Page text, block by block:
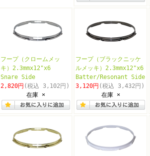
フープ（クロームメッ
キ）2.3mmx12"x6
Snare Side
2,820円 (税込 3,102円)
在庫 ×
フープ（ブラックニッケ
ルメッキ）2.3mmx12"x6
Batter/Resonant Side
3,120円 (税込 3,432円)
在庫 ×